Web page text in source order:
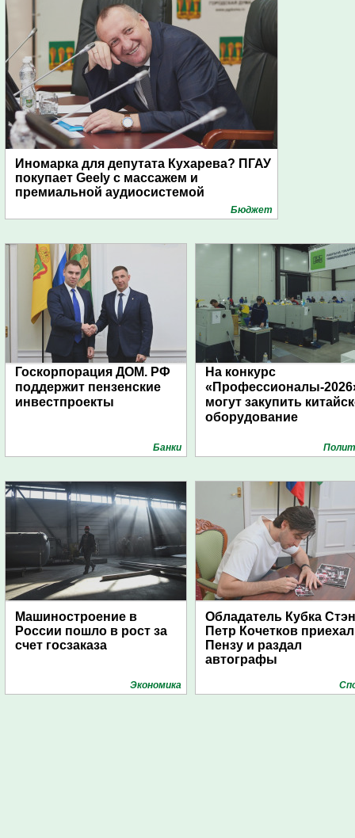
Иномарка для депутата Кухарева? ПГАУ
покупает Geely с массажем и
премиальной аудиосистемой
Бюджет
Госкорпорация ДОМ. РФ
поддержит пензенские
инвестпроекты
Банки
На конкурс
«Профессионалы-
могут закупить
оборудование
Машиностроение в
России пошло в рост за
счет госзаказа
Экономика
Обладатель Кубка
Петр Кочетков
Пензу и раздал
автографы